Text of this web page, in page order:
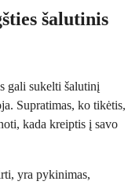
šalutinis
gali sukelti šalutinį
Supratimas, ko tikėtis,
kada kreiptis į savo
yra pykinimas,